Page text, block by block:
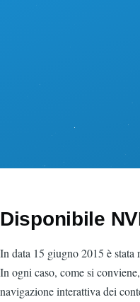
Disponibile
In data 15 giugno 2015 è
In ogni caso, come si
navigazione interattiva dei